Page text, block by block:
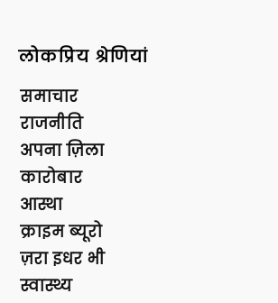
लोकप्रिय श्रेणियां
समाचार
राजनीति
अपना ज़िला
कारोबार
आस्था
क्राइम ब्यूरो
ज़रा इधर भी
स्वास्थ्य